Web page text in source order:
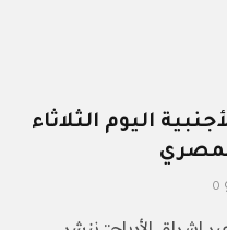
اليوم الثلاثاء
0